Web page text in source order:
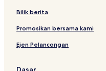
Bilik berita
Promosikan bersama kami
Ejen Pelancongan